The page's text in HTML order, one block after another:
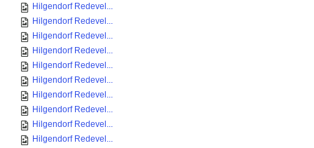
Hilgendorf Redevel...
Hilgendorf Redevel...
Hilgendorf Redevel...
Hilgendorf Redevel...
Hilgendorf Redevel...
Hilgendorf Redevel...
Hilgendorf Redevel...
Hilgendorf Redevel...
Hilgendorf Redevel...
Hilgendorf Redevel...